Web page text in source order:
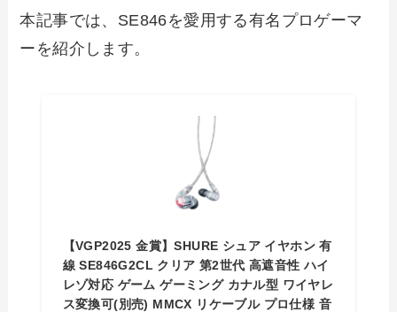
本記事では、SE846を愛用する有名プロゲーマ
ーを紹介します。
【VGP2025 金賞】SHURE シュア イヤホン 有
線 SE846G2CL クリア 第2世代 高遮音性 ハイ
レゾ対応 ゲーム ゲーミング カナル型 ワイヤレ
ス変換可(別売) MMCX リケーブル プロ仕様 音